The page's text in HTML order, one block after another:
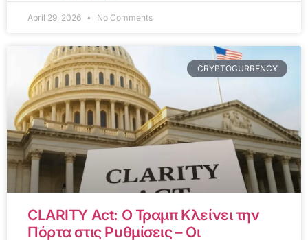
April 29, 2026 No Comments
CRYPTOCURRENCY
CLARITY Act: Ο Τραμπ Κλείνει την
Πόρτα στις Ρυθμίσεις – Οι